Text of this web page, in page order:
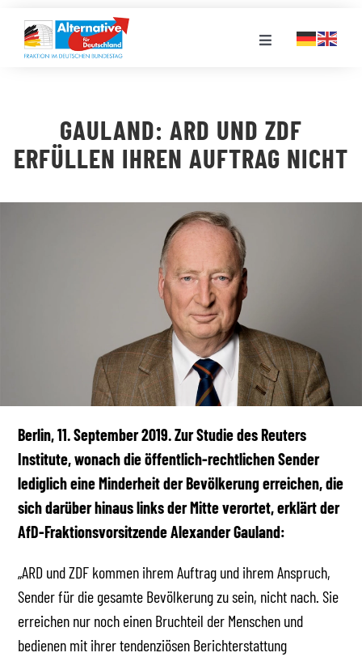
Inhalt
springen
Toggle
LANDESGRUPPEN
VERANSTALTUNGEN
GAULAND: ARD UND ZDF
ERFÜLLEN IHREN AUFTRAG NICHT
Berlin, 11. September 2019. Zur Studie des Reuters
Institute, wonach die öffentlich-rechtlichen Sender
lediglich eine Minderheit der Bevölkerung erreichen, die
sich darüber hinaus links der Mitte verortet, erklärt der
AfD-Fraktionsvorsitzende Alexander Gauland:
„ARD und ZDF kommen ihrem Auftrag und ihrem Anspruch,
Sender für die gesamte Bevölkerung zu sein, nicht nach. Sie
erreichen nur noch einen Bruchteil der Menschen und
bedienen mit ihrer tendenziösen Berichterstattung